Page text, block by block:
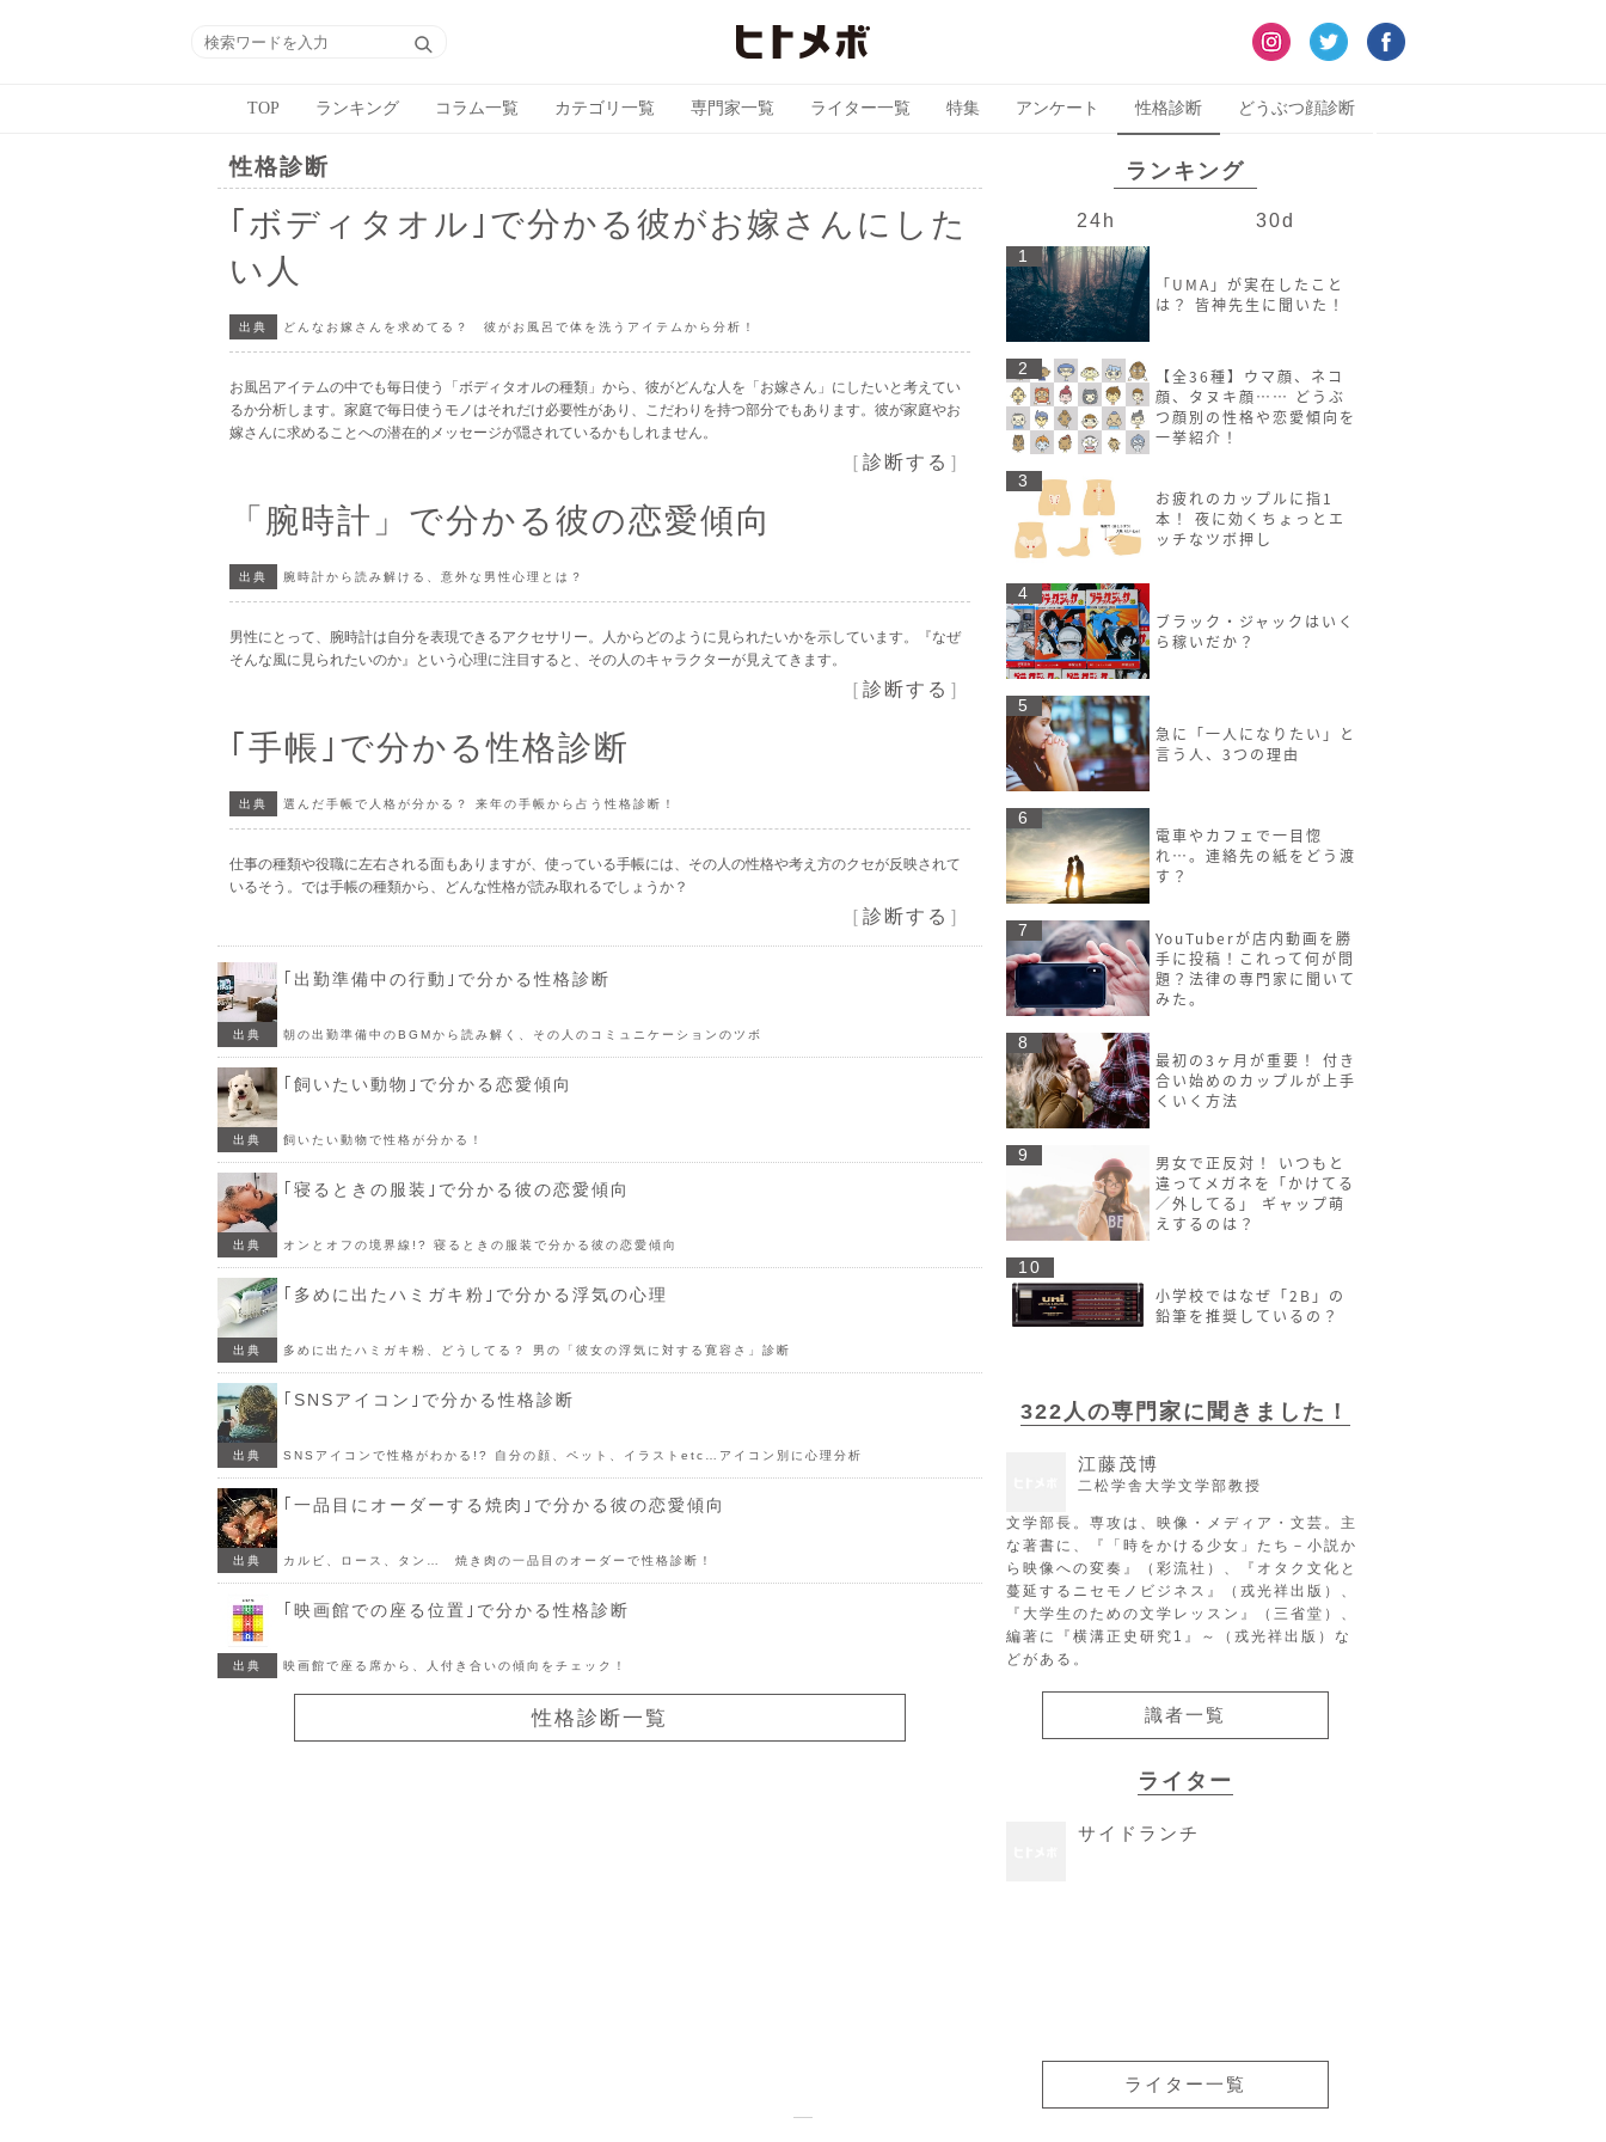
TOP ランキング コラム一覧 カテゴリ一覧 専門家一覧 ライター一覧 特集 アンケート 性格診断 どうぶつ顔診断
性格診断
｢ボディタオル｣で分かる彼がお嫁さんにした
い人
出典 どんなお嫁さんを求めてる？ 彼がお風呂で体を洗うアイテムから分析！
お風呂アイテムの中でも毎日使う「ボディタオルの種類」から、彼がどんな人を「お嫁さん」にしたいと考えてい
るか分析します。家庭で毎日使うモノはそれだけ必要性があり、こだわりを持つ部分でもあります。彼が家庭やお
嫁さんに求めることへの潜在的メッセージが隠されているかもしれません。
［ 診断する ］
「腕時計」で分かる彼の恋愛傾向
出典 腕時計から読み解ける、意外な男性心理とは？
男性にとって、腕時計は自分を表現できるアクセサリー。人からどのように見られたいかを示しています。『なぜ
そんな風に見られたいのか』という心理に注目すると、その人のキャラクターが見えてきます。
［ 診断する ］
｢手帳｣で分かる性格診断
出典 選んだ手帳で人格が分かる？ 来年の手帳から占う性格診断！
仕事の種類や役職に左右される面もありますが、使っている手帳には、その人の性格や考え方のクセが反映されて
いるそう。では手帳の種類から、どんな性格が読み取れるでしょうか？
［ 診断する ］
｢出勤準備中の行動｣で分かる性格診断
出典 朝の出勤準備中のBGMから読み解く、その人のコミュニケーションのツボ
｢飼いたい動物｣で分かる恋愛傾向
出典 飼いたい動物で性格が分かる！
｢寝るときの服装｣で分かる彼の恋愛傾向
出典 オンとオフの境界線!? 寝るときの服装で分かる彼の恋愛傾向
｢多めに出たハミガキ粉｣で分かる浮気の心理
出典 多めに出たハミガキ粉、どうしてる？ 男の「彼女の浮気に対する寛容さ」診断
｢SNSアイコン｣で分かる性格診断
出典 SNSアイコンで性格がわかる!? 自分の顔、ペット、イラストetc…アイコン別に心理分析
｢一品目にオーダーする焼肉｣で分かる彼の恋愛傾向
出典 カルビ、ロース、タン… 焼き肉の一品目のオーダーで性格診断！
｢映画館での座る位置｣で分かる性格診断
出典 映画館で座る席から、人付き合いの傾向をチェック！
性格診断一覧
ランキング
24h 30d
1
「UMA」が実在したこと
は？ 皆神先生に聞いた！
2
【全36種】ウマ顔、ネコ
顔、タヌキ顔…… どうぶ
つ顔別の性格や恋愛傾向を
一挙紹介！
3
お疲れのカップルに指1
本！ 夜に効くちょっとエ
ッチなツボ押し
4
ブラック・ジャックはいく
ら稼いだか？
5
急に「一人になりたい」と
言う人、3つの理由
6
電車やカフェで一目惚
れ…。連絡先の紙をどう渡
す？
7
YouTuberが店内動画を勝
手に投稿！これって何が問
題？法律の専門家に聞いて
みた。
8
最初の3ヶ月が重要！ 付き
合い始めのカップルが上手
くいく方法
9
男女で正反対！ いつもと
違ってメガネを「かけてる
／外してる」 ギャップ萌
えするのは？
10
小学校ではなぜ「2B」の
鉛筆を推奨しているの？
322人の専門家に聞きました！
江藤茂博
二松学舎大学文学部教授
文学部長。専攻は、映像・メディア・文芸。主
な著書に、『「時をかける少女」たち－小説か
ら映像への変奏』（彩流社）、『オタク文化と
蔓延するニセモノビジネス』（戎光祥出版）、
『大学生のための文学レッスン』（三省堂）、
編著に『横溝正史研究1』～（戎光祥出版）な
どがある。
識者一覧
ライター
サイドランチ
ライター一覧